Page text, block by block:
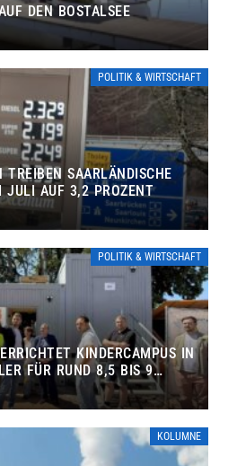
DEN BOSTALSEE
POLITIK & WIRTSCHAFT
SAARLÄNDISCHE
JULI AUF 3,2 PROZENT
POLITIK & WIRTSCHAFT
KINDERCAMPUS IN
FÜR RUND 8,5 BIS 9
KOLUMNE